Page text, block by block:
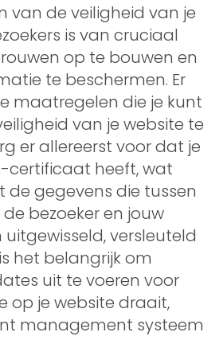
van de veiligheid van je
is van cruciaal
op te bouwen en
te beschermen. Er
maatregelen die je kunt
van je website te
er allereerst voor dat je
certificaat heeft, wat
de gegevens die tussen
bezoeker en jouw
versleuteld
het belangrijk om
uit te voeren voor
op je website draait,
management systeem